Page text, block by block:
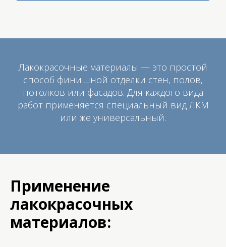
Лакокрасочные материалы — это простой
способ финишной отделки стен, полов,
потолков или фасадов. Для каждого вида
работ применяется специальный вид ЛКМ
или же универсальный.
Применение
лакокрасочных
материалов: